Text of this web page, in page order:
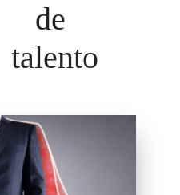
de
talento